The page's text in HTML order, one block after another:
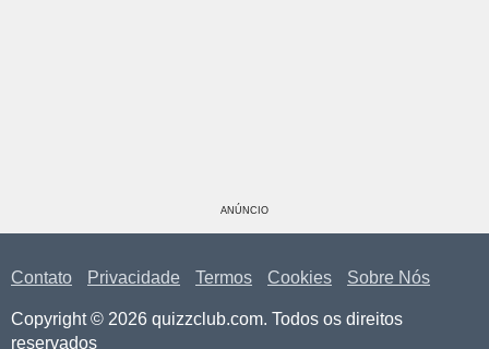
ANÚNCIO
Contato Privacidade Termos Cookies Sobre Nós
Copyright © 2026 quizzclub.com. Todos os direitos
reservados